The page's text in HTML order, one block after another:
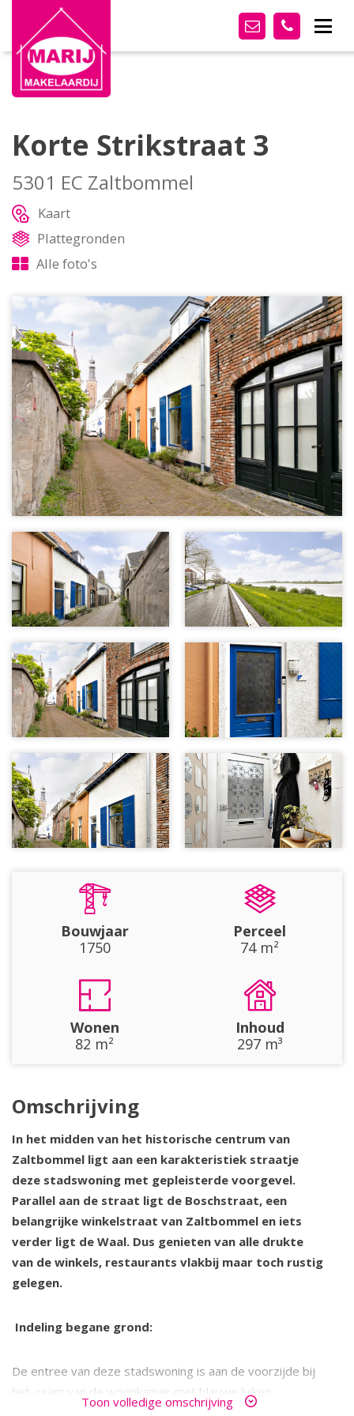
Korte Strikstraat 3
5301 EC Zaltbommel
Kaart
Plattegronden
Alle foto's
Bouwjaar
1750
Perceel
74 m²
Wonen
82 m²
Inhoud
297 m³
Omschrijving
In het midden van het historische centrum van
Zaltbommel ligt aan een karakteristiek straatje
deze stadswoning met gepleisterde voorgevel.
Parallel aan de straat ligt de Boschstraat, een
belangrijke winkelstraat van Zaltbommel en iets
verder ligt de Waal. Dus genieten van alle drukte
van de winkels, restaurants vlakbij maar toch rustig
gelegen.
Indeling begane grond:
De entree van deze stadswoning is aan de voorzijde bij
het raam van de woonkamer met blauwe luiken.
De voordeur is voorzien van een bovenlicht en raam met
Toon volledige omschrijving